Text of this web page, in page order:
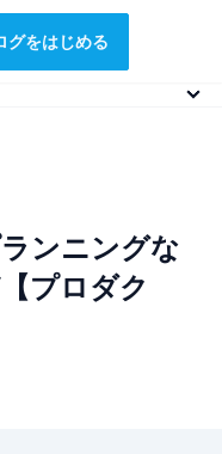
グをはじめる
ンニングな
プロダク